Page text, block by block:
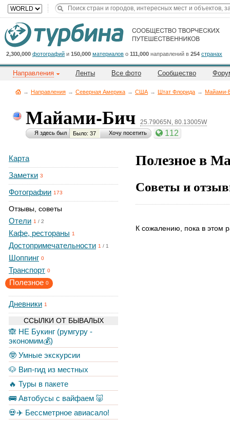
2,300,000 фотографий и 150,000 материалов о 111,000 направлений в 254 странах
Направления Ленты Все фото Сообщество
→ Направления → Северная Америка → CША → Штат Флорида → Майами-
Майами-Бич 25.79065N, 80.13005W
Я здесь был Было: 37 Хочу посетить 112
Карта
Заметки 3
Фотографии 173
Отзывы, советы
Отели 1 / 2
Кафе, рестораны 1
Достопримечательности 1 / 1
Шоппинг 0
Транспорт 0
Полезное 0
Дневники 1
ССЫЛКИ ОТ БЫВАЛЫХ
🙈 НЕ Букинг (румгуру -
экономим💰)
🤓 Умные экскурсии
🐶 Вип-гид из местных
🔥 Туры в пакете
🚌 Автобусы с вайфаем 🐷
💀✈️ Бессметрное авиасало!
Полезное в
Советы и
К сожалению, пока в этом
Cейчас
на
сайте:
Title
Button